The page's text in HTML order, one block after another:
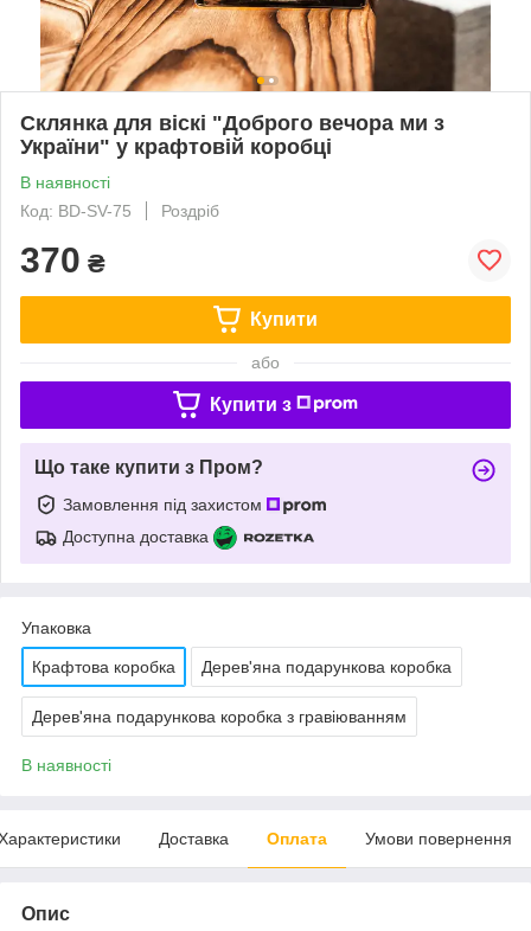
Склянка для віскі "Доброго вечора ми з
України" у крафтовій коробці
В наявності
Код: BD-SV-75
Роздріб
370 ₴
Купити
або
Купити з
Що таке купити з Пром?
Замовлення під захистом
Доступна доставка
Упаковка
Крафтова коробка Дерев'яна подарункова коробка
Дерев'яна подарункова коробка з гравіюванням
В наявності
Доставка Оплата Умови повернення
Опис